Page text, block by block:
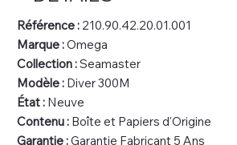
Référence :210.90.42.20.01.001
Marque :Omega
Collection :Seamaster
Modèle :Diver 300M
État :Neuve
Contenu :Boîte et Papiers d'Origine
Garantie :Garantie Fabricant 5 Ans